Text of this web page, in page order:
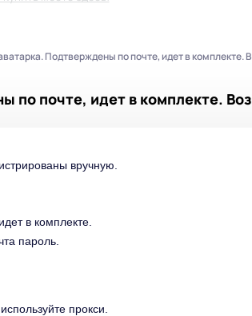
Подтверждены по почте, идет в комплекте.
почте, идет в комплекте.
вручную.
в комплекте.
пароль.
прокси.